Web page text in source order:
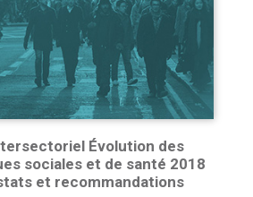
Évolution des
sociales et de santé 2018
et recommandations